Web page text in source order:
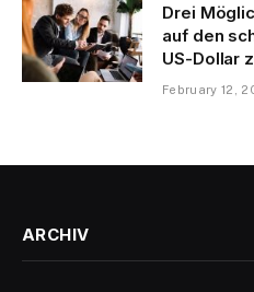
Drei
auf den
US-Dollar
February 12,
ARCHIV